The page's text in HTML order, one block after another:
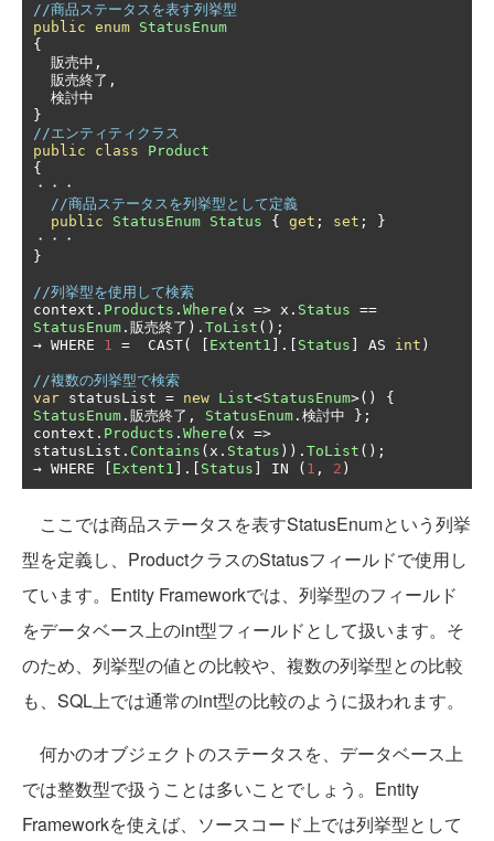
//商品ステータスを表す列挙型
public enum StatusEnum
{
販売中,
販売終了,
検討中
}
//エンティティクラス
public
class
Product
{
・・・
//商品ステータスを列挙型として定義
public
StatusEnum Status { get ; set ;
}
・・・
}
//列挙型を使用して検索
context . Products . Where ( x => x . Status ==
StatusEnum .販売終了). ToList ();
→ WHERE 1 =
  CAST
( Extent1 ].[ Status AS int )
//複数の列挙型で検索
var statusList = new List<StatusEnum>()
{
StatusEnum .販売終了, StatusEnum .検討中
};
context . Products . Where ( x =>
statusList . Contains ( x . Status )). ToList ();
→ WHERE Extent1 ].[ Status IN ( 1 , 2 )
ここでは商品ステータスを表すStatusEnumという列挙
型を定義し、ProductクラスのStatusフィールドで使用し
ています。Entity Frameworkでは、列挙型のフィールド
をデータベース上のint型フィールドとして扱います。そ
のため、列挙型の値との比較や、複数の列挙型との比較
も、SQL上では通常のint型の比較のように扱われます。
何かのオブジェクトのステータスを、データベース上
では整数型で扱うことは多いことでしょう。Entity
Frameworkを使えば、ソースコード上では列挙型として